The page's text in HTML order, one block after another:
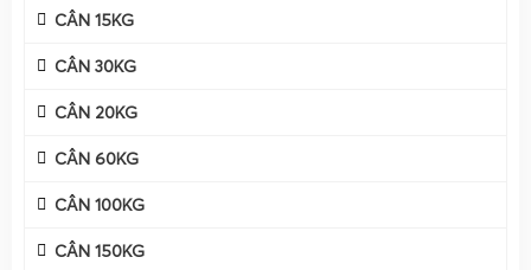
CÂN 15KG
CÂN 30KG
CÂN 20KG
CÂN 60KG
CÂN 100KG
CÂN 150KG
Cân Điện Tử Gia Phát